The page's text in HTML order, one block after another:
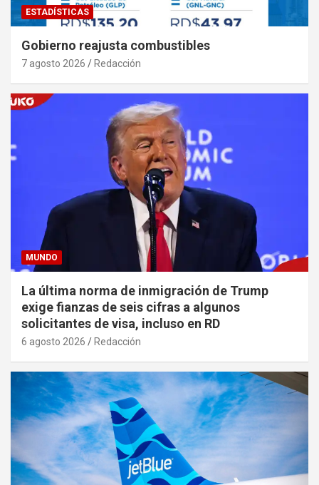
ESTADÍSTICAS
Gobierno reajusta combustibles
7 agosto 2026 Redacción
MUNDO
La última norma de inmigración de Trump
exige fianzas de seis cifras a algunos
solicitantes de visa, incluso en RD
6 agosto 2026 Redacción